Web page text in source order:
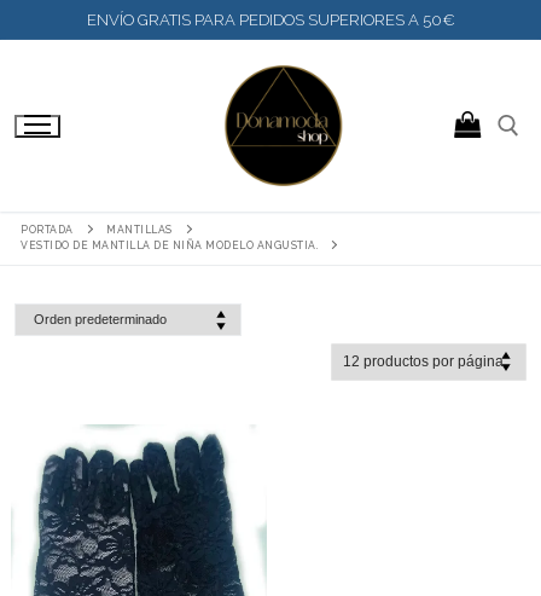
ENVÍO GRATIS PARA PEDIDOS SUPERIORES A 50€
PORTADA
MANTILLAS
VESTIDO DE MANTILLA DE NIÑA MODELO ANGUSTIA.